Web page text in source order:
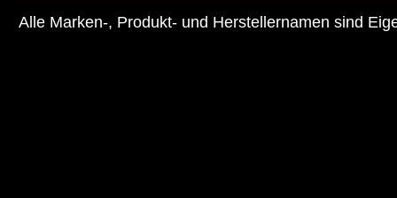
Alle Marken-, Produkt- und Herstellernamen sind